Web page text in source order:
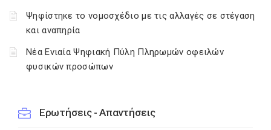
Ψηφίστηκε το νομοσχέδιο με τις αλλαγές σε στέγαση
και αναπηρία
Νέα Ενιαία Ψηφιακή Πύλη Πληρωμών οφειλών
φυσικών προσώπων
Ερωτήσεις - Απαντήσεις